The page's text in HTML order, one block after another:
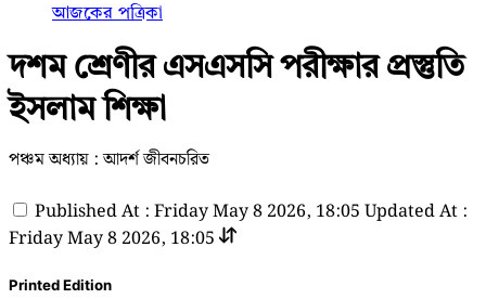
আজকের পত্রিকা
দশম শ্রেণীর এসএসসি পরীক্ষার প্রস্তুতি
ইসলাম শিক্ষা
পঞ্চম অধ্যায় : আদর্শ জীবনচরিত
Published At : Friday May 8 2026, 18:05 Updated At :
Friday May 8 2026, 18:05
Printed Edition